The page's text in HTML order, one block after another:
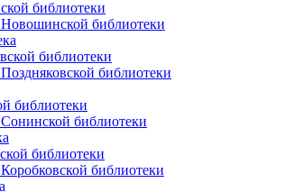
библиотеки
библиотеки
библиотеки
библиотеки
библиотеки
библиотеки
библиотеки
библиотеки